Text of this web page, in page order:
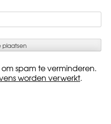
spam te verminderen.
worden verwerkt.